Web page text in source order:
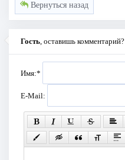
Вернуться назад
Гость, оставишь комментарий?
Имя:*
E-Mail: